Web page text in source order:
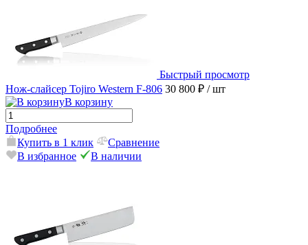
Быстрый просмотр
Нож-слайсер Tojiro Western F-806 30 800 ₽ / шт
В корзину
Подробнее
Купить в 1 клик
Сравнение
В избранное
В наличии